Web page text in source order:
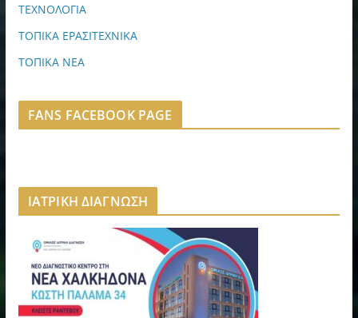
ΤΕΧΝΟΛΟΓΙΑ
ΤΟΠΙΚΑ ΕΡΑΣΙΤΕΧΝΙΚΑ
ΤΟΠΙΚΑ ΝΕΑ
FANS FACEBOOK PAGE
ΙΑΤΡΙΚΗ ΔΙΑΓΝΩΣΗ